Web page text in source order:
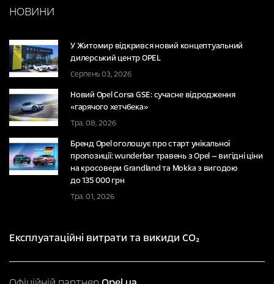
НОВИНИ
У Житомир відкрився новий концептуальний
дилерський центр OPEL
Серпень 03, 2026
Новий Opel Corsa GSE: сучасне відродження
«гарячого хетчбека»
Тра. 08, 2026
Бренд Opel оголошує про старт унікальної
пропозиції: wunderbar травень з Opel — вигідні ціни
на кросовери Grandland та Mokka з вигодою
до 135 000 грн
Тра. 01, 2026
Експлуатаційні витрати та викиди CO₂